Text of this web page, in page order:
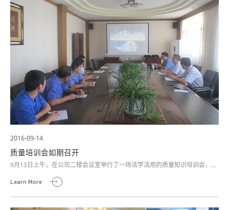
2016-09-14
质量培训会如期召开
9月13日上午，在公司二楼会议室举行了一场活学活用的质量知识培训会，由
政后勤等部门工作人员参加培训。
Learn More